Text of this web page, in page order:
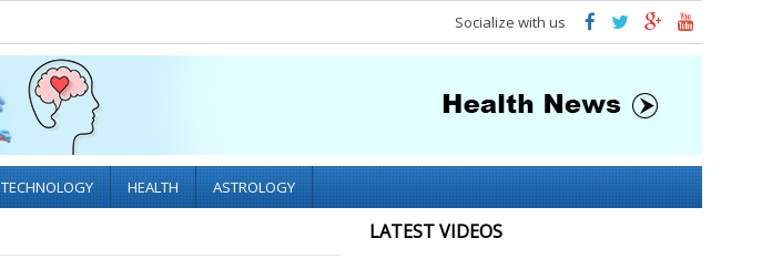
Socialize with us
TECHNOLOGY HEALTH ASTROLOGY
LATEST VIDEOS